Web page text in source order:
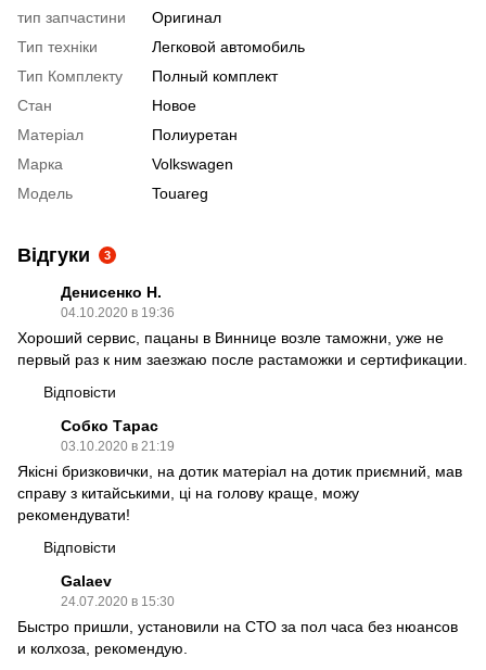
тип запчастини
Оригинал
Тип техніки
Легковой автомобиль
Тип Комплекту
Полный комплект
Стан
Новое
Матеріал
Полиуретан
Марка
Volkswagen
Модель
Touareg
Відгуки 3
Денисенко Н.
04.10.2020 в 19:36
Хороший сервис, пацаны в Виннице возле таможни, уже не
первый раз к ним заезжаю после растаможки и сертификации.
Відповісти
Собко Тарас
03.10.2020 в 21:19
Якісні бризковички, на дотик матеріал на дотик приємний, мав
справу з китайськими, ці на голову краще, можу
рекомендувати!
Відповісти
Galaev
24.07.2020 в 15:30
Быстро пришли, установили на СТО за пол часа без нюансов
и колхоза, рекомендую.